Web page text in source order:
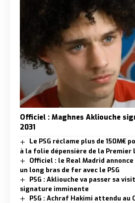
Officiel : Maghnes Akliouche
2031
Le PSG réclame plus de 150M€
à la folie dépensière de la Premier
Officiel : le Real Madrid annonce
un long bras de fer avec le PSG
PSG : Akliouche va passer sa
signature imminente
PSG : Achraf Hakimi attendu au